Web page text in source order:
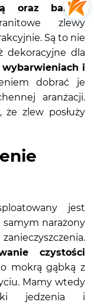
oraz bardzo
zlewy
Są to nie
dekoracyjne dla
wybarwieniach i
dobrać je
aranżacji.
zlew posłuży
jest
narażony
czystości
mokrą gąbką z
Mamy wtedy
jedzenia i